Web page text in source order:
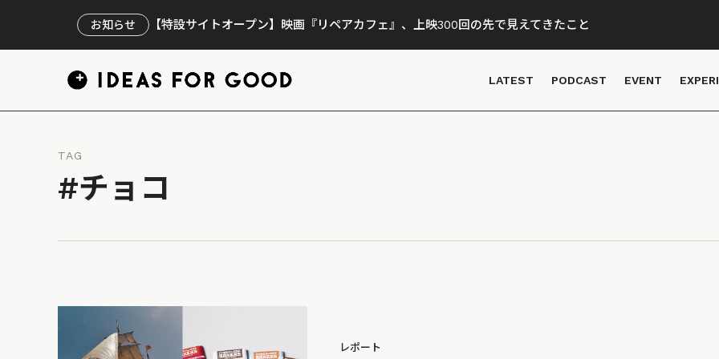
お知らせ 【特設サイトオープン】映画『リペアカフェ』、上映300回の先で見えてきたこと
LATEST PODCAST EVENT
TAG
#チョコ
レポート